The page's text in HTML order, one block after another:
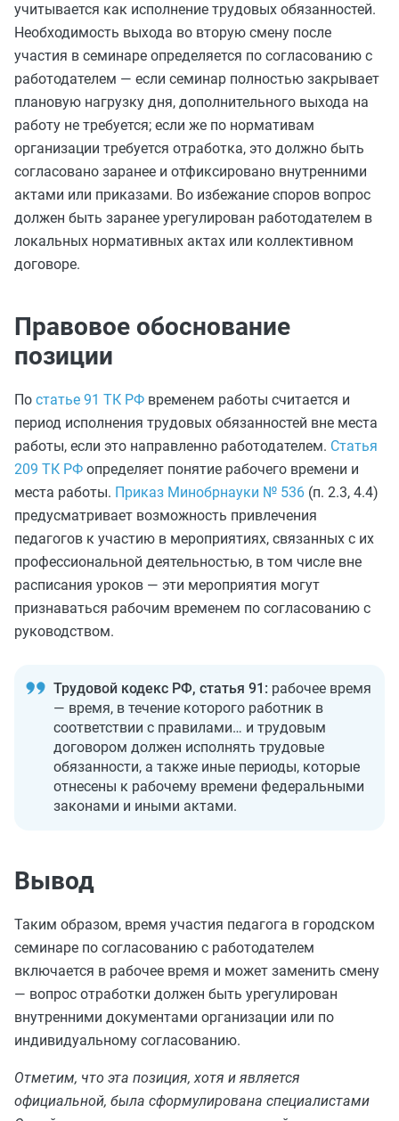
учитывается как исполнение трудовых обязанностей.
Необходимость выхода во вторую смену после
участия в семинаре определяется по согласованию с
работодателем — если семинар полностью закрывает
плановую нагрузку дня, дополнительного выхода на
работу не требуется; если же по нормативам
организации требуется отработка, это должно быть
согласовано заранее и отфиксировано внутренними
актами или приказами. Во избежание споров вопрос
должен быть заранее урегулирован работодателем в
локальных нормативных актах или коллективном
договоре.
Правовое обоснование
позиции
По статье 91 ТК РФ временем работы считается и
период исполнения трудовых обязанностей вне места
работы, если это направленно работодателем. Статья
209 ТК РФ определяет понятие рабочего времени и
места работы. Приказ Минобрнауки № 536 (п. 2.3, 4.4)
предусматривает возможность привлечения
педагогов к участию в мероприятиях, связанных с их
профессиональной деятельностью, в том числе вне
расписания уроков — эти мероприятия могут
признаваться рабочим временем по согласованию с
руководством.
Трудовой кодекс РФ, статья 91: рабочее время
— время, в течение которого работник в
соответствии с правилами… и трудовым
договором должен исполнять трудовые
обязанности, а также иные периоды, которые
отнесены к рабочему времени федеральными
законами и иными актами.
Вывод
Таким образом, время участия педагога в городском
семинаре по согласованию с работодателем
включается в рабочее время и может заменить смену
— вопрос отработки должен быть урегулирован
внутренними документами организации или по
индивидуальному согласованию.
Отметим, что эта позиция, хотя и является
официальной, была сформулирована специалистами